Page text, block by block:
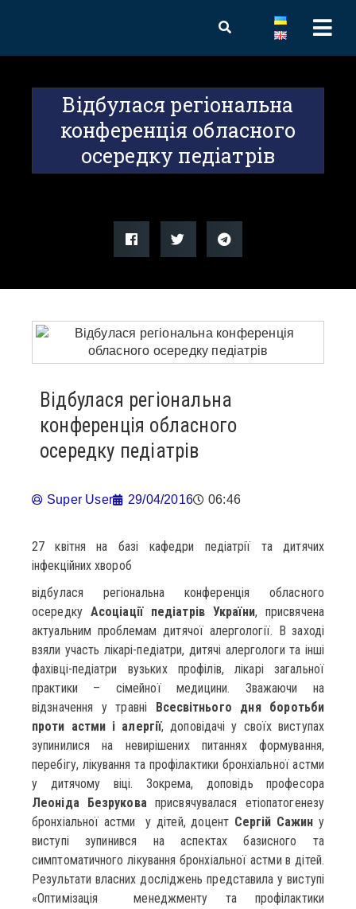
Відбулася регіональна
конференція обласного
осередку педіатрів
Відбулася регіональна
конференція обласного
осередку педіатрів
Super User 29/04/2016 06:46
27 квітня на базі кафедри педіатрії та дитячих
інфекційних хвороб
відбулася регіональна конференція обласного
осередку Асоціації педіатрів України, присвячена
актуальним проблемам дитячої алергології. В заході
взяли участь лікарі-педіатри, дитячі алергологи та інші
фахівці-педіатри вузьких профілів, лікарі загальної
практики – сімейної медицини. Зважаючи на
відзначення у травні Всесвітнього дня боротьби
проти астми і алергії, доповідачі у своїх виступах
зупинилися на невирішених питаннях формування,
перебігу, лікування та профілактики бронхіальної астми
у дитячому віці. Зокрема, доповідь професора
Леоніда Безруковаприсвячувалася етіопатогенезу
бронхіальної астми у дітей, доцент Сергій Сажин у
виступі зупинився на аспектах базисного та
симптоматичного лікування бронхіальної астми в дітей.
Результати власних досліджень представила у виступі
«Оптимізація менеджменту та профілактики